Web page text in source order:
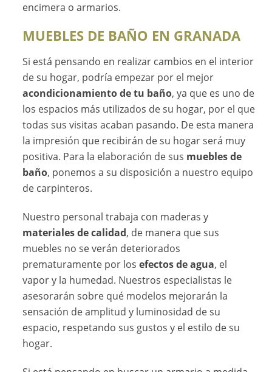
encimera o armarios.
MUEBLES DE BAÑO EN GRANADA
Si está pensando en realizar cambios en el interior
de su hogar, podría empezar por el mejor
acondicionamiento de tu baño, ya que es uno de
los espacios más utilizados de su hogar, por el que
todas sus visitas acaban pasando. De esta manera
la impresión que recibirán de su hogar será muy
positiva. Para la elaboración de sus muebles de
baño, ponemos a su disposición a nuestro equipo
de carpinteros.
Nuestro personal trabaja con maderas y
materiales de calidad, de manera que sus
muebles no se verán deteriorados
prematuramente por losefectos de agua, el
vapor y la humedad. Nuestros especialistas le
asesorarán sobre qué modelos mejorarán la
sensación de amplitud y luminosidad de su
espacio, respetando sus gustos y el estilo de su
hogar.